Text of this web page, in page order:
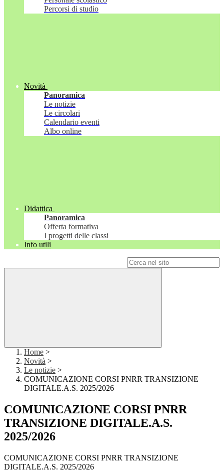
Percorsi di studio
Novità
Panoramica
Le notizie
Le circolari
Calendario eventi
Albo online
Didattica
Panoramica
Offerta formativa
I progetti delle classi
Info utili
Home >
Novità >
Le notizie >
COMUNICAZIONE CORSI PNRR TRANSIZIONE
DIGITALE.A.S. 2025/2026
COMUNICAZIONE CORSI PNRR
TRANSIZIONE DIGITALE.A.S.
2025/2026
COMUNICAZIONE CORSI PNRR TRANSIZIONE
DIGITALE.A.S. 2025/2026